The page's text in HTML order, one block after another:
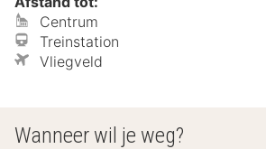
Centrum
Treinstation
Vliegveld
Wanneer wil je weg?